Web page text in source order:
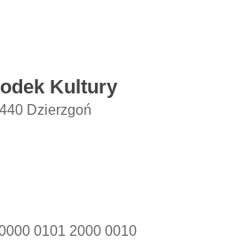
Kultury
Dzierzgoń
0101 2000 0010